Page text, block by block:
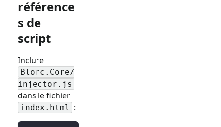
référence
s de
script
Inclure
Blorc.Core/
injector.js
dans le fichier
index.html :